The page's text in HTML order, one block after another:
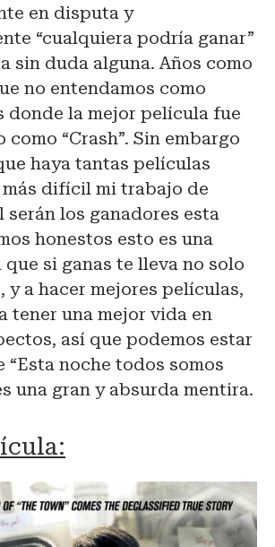
en disputa y
“cualquiera podría ganar”
sin duda alguna. Años como
no entendamos como
donde la mejor película fue
como “Crash”. Sin embargo
haya tantas películas
más difícil mi trabajo de
los ganadores esta
honestos esto es una
si ganas te lleva no solo
y a hacer mejores películas,
tener una mejor vida en
así que podemos estar
“Esta noche todos somos
una gran y absurda mentira.